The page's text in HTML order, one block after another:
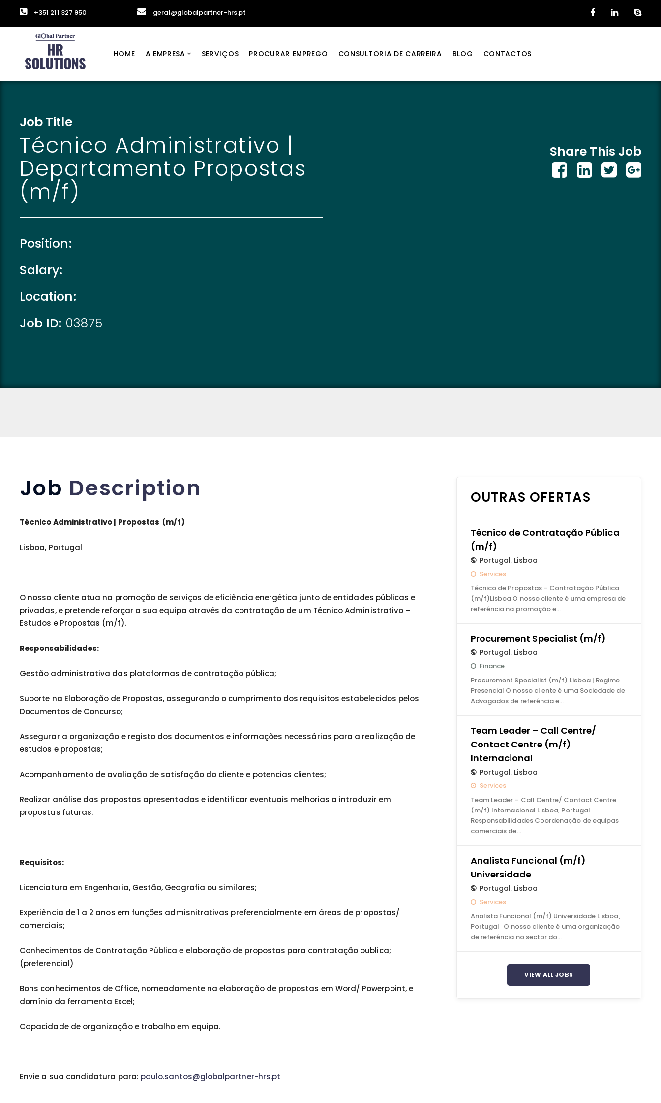
+351 211 327 950 geral@globalpartner-hrs.pt
HOME A EMPRESA SERVIÇOS PROCURAR EMPREGO CONSULTORIA DE CARREIRA BLOG CONTACTOS
Job Title
Técnico Administrativo |
Departamento Propostas
(m/f)
Position:
Salary:
Location:
Job ID: 03875
Share This Job
Job Description
Técnico Administrativo | Propostas (m/f)
Lisboa, Portugal
O nosso cliente atua na promoção de serviços de eficiência energética junto de entidades públicas e
privadas, e pretende reforçar a sua equipa através da contratação de um Técnico Administrativo –
Estudos e Propostas (m/f).
Responsabilidades:
Gestão administrativa das plataformas de contratação pública;
Suporte na Elaboração de Propostas, assegurando o cumprimento dos requisitos estabelecidos pelos
Documentos de Concurso;
Assegurar a organização e registo dos documentos e informações necessárias para a realização de
estudos e propostas;
Acompanhamento de avaliação de satisfação do cliente e potencias clientes;
Realizar análise das propostas apresentadas e identificar eventuais melhorias a introduzir em
propostas futuras.
Requisitos:
Licenciatura em Engenharia, Gestão, Geografia ou similares;
Experiência de 1 a 2 anos em funções admisnitrativas preferencialmente em áreas de propostas/
comerciais;
Conhecimentos de Contratação Pública e elaboração de propostas para contratação publica;
(preferencial)
Bons conhecimentos de Office, nomeadamente na elaboração de propostas em Word/ Powerpoint, e
domínio da ferramenta Excel;
Capacidade de organização e trabalho em equipa.
Envie a sua candidatura para: paulo.santos@globalpartner-hrs.pt
OUTRAS OFERTAS
Técnico de Contratação Pública
(m/f)
Portugal, Lisboa
Services
Técnico de Propostas – Contratação Pública
(m/f)Lisboa O nosso cliente é uma empresa de
referência na promoção e…
Procurement Specialist (m/f)
Portugal, Lisboa
Finance
Procurement Specialist (m/f) Lisboa | Regime
Presencial O nosso cliente é uma Sociedade de
Advogados de referência e…
Team Leader – Call Centre/
Contact Centre (m/f)
Internacional
Portugal, Lisboa
Services
Team Leader – Call Centre/ Contact Centre
(m/f) Internacional Lisboa, Portugal
Responsabilidades Coordenação de equipas
comerciais de…
Analista Funcional (m/f)
Universidade
Portugal, Lisboa
Services
Analista Funcional (m/f) Universidade Lisboa,
Portugal O nosso cliente é uma organização
de referência no sector do…
VIEW ALL JOBS